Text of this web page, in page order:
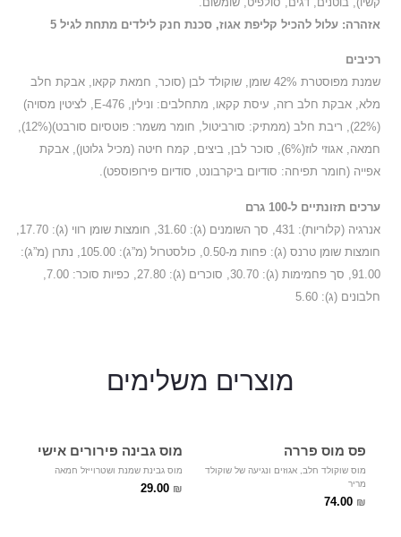
אזהרה: עלול להכיל קליפת אגוז, סכנת חנק לילדים מתחת לגיל 5
רכיבים
שמנת מפוסטרת 42% שומן, שוקולד לבן (סוכר, חמאת קקאו, אבקת חלב
מלא, אבקת חלב רזה, עיסת קקאו, מתחלבים: ונילין, E-476, לציטין מסויה)
(22%), ריבת חלב (ממתיק: סורביטול, חומר משמר: פוטסיום סורבט)(12%),
חמאה, אגוזי לוז(6%), סוכר לבן, ביצים, קמח חיטה (מכיל גלוטן), אבקת
אפייה (חומר תפיחה: סודיום ביקרבונט, סודיום פירופוספט).
ערכים תזונתיים ל-100 גרם
חומצות שומן טרנס (ג): פחות מ-0.50, כולסטרול (מ”ג): 105.00, נתרן (מ”ג):
חלבונים (ג): 5.60
מוצרים משלימים
פס מוס פררה
74.00 ₪
מוס שוקולד חלב, אגוזים ונגיעה של שוקולד
מריר
מוס גבינה פירורים אישי
29.00 ₪
מוס גבינת שמנת ושטרוייזל חמאה